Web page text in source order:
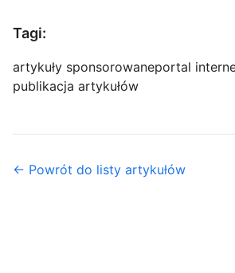
Tagi:
artykuły sponsorowaneportal
publikacja artykułów
← Powrót do listy artykułów